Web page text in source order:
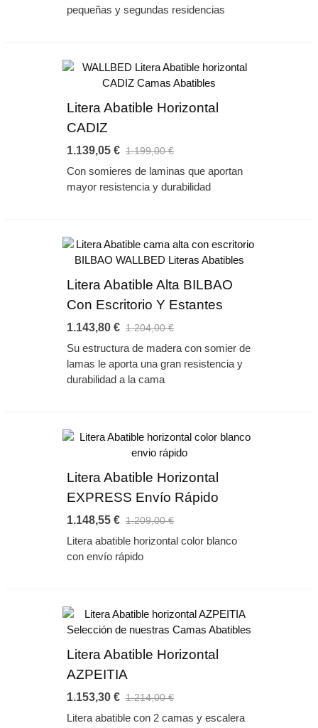
pequeñas y segundas residencias
Litera Abatible Horizontal
CADIZ
1.139,05 € 1.199,00 €
Con somieres de laminas que aportan
mayor resistencia y durabilidad
Litera Abatible Alta BILBAO
Con Escritorio Y Estantes
1.143,80 € 1.204,00 €
Su estructura de madera con somier de
lamas le aporta una gran resistencia y
durabilidad a la cama
Litera Abatible Horizontal
EXPRESS Envío Rápido
1.148,55 € 1.209,00 €
Litera abatible horizontal color blanco
con envío rápido
Litera Abatible Horizontal
AZPEITIA
1.153,30 € 1.214,00 €
Litera abatible con 2 camas y escalera